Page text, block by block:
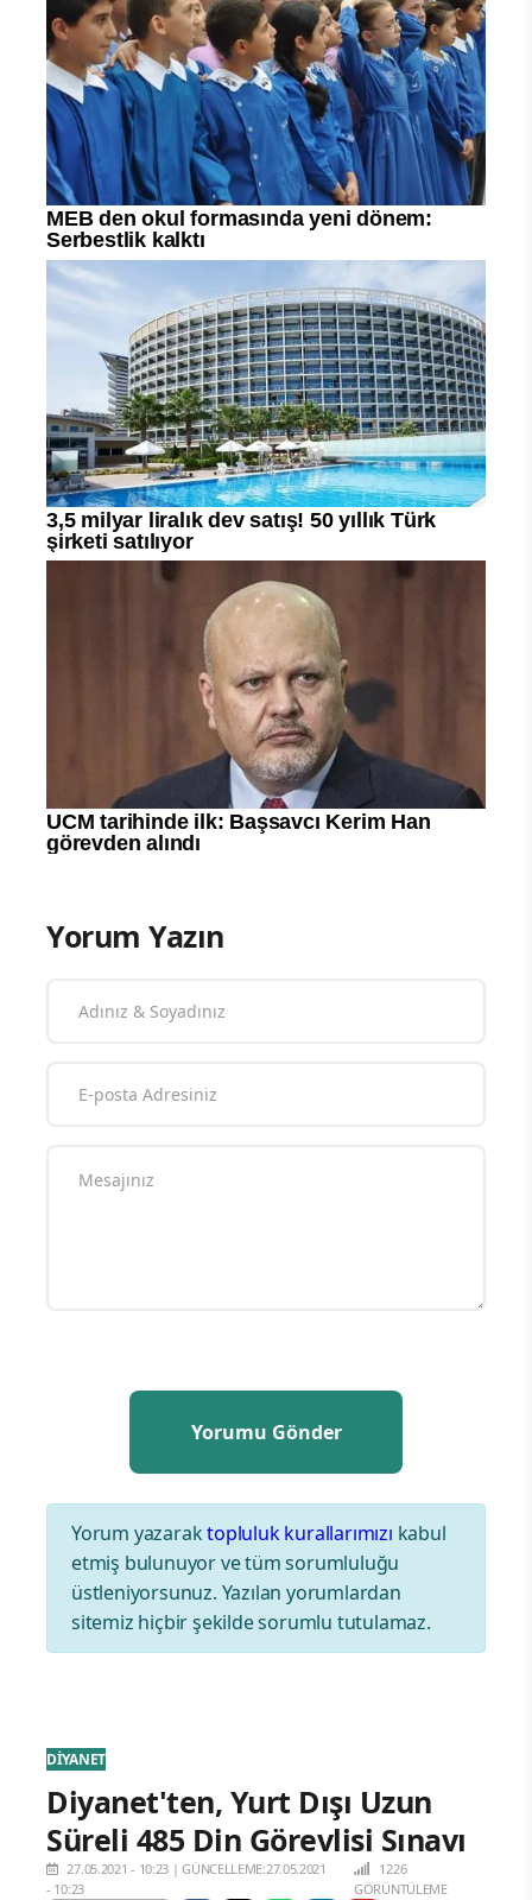
Yorum Yazın
Yorum yazaraktopluluk kurallarımızı kabul
etmiş bulunuyor ve tüm sorumluluğu
üstleniyorsunuz. Yazılan yorumlardan
sitemiz hiçbir şekilde sorumlu tutulamaz.
DİYANET
Diyanet'ten, Yurt Dışı Uzun
Süreli 485 Din Görevlisi Sınavı
27.05.2021 - 10:23 |GÜNCELLEME:27.05.2021
- 10:23
1226
GÖRÜNTÜLEME